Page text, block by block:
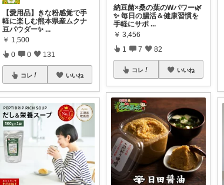
【愛用品】きな粉感覚で手
軽に楽しむ熊本県産ムクナ
豆パウダー✨...
￥ 1,500
0 0 131
コレ いいね
納豆菌×桑の葉のWパワー🌿
✨ 毎日の腸活＆健康習慣を
手軽にサポ ...
￥ 3,456
1 7 82
コレ いいね